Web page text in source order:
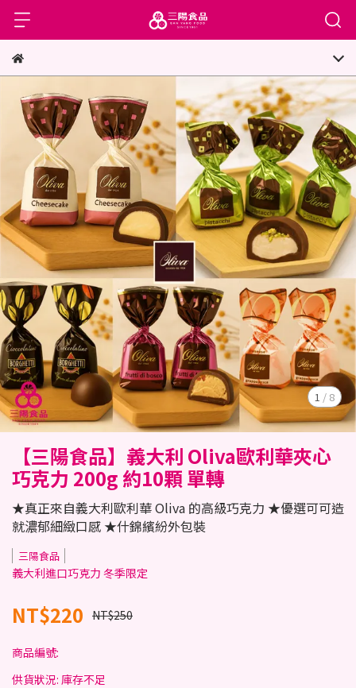
1 / 8
【三陽食品】義大利 Oliva歐利華夾心
巧克力 200g 約10顆 單轉
★真正來自義大利歐利華 Oliva 的高級巧克力 ★優選可可造
就濃郁細緻口感 ★什錦繽紛外包裝
三陽食品
義大利進口巧克力 冬季限定
NT$220 NT$250
商品編號:
供貨狀況: 庫存不足